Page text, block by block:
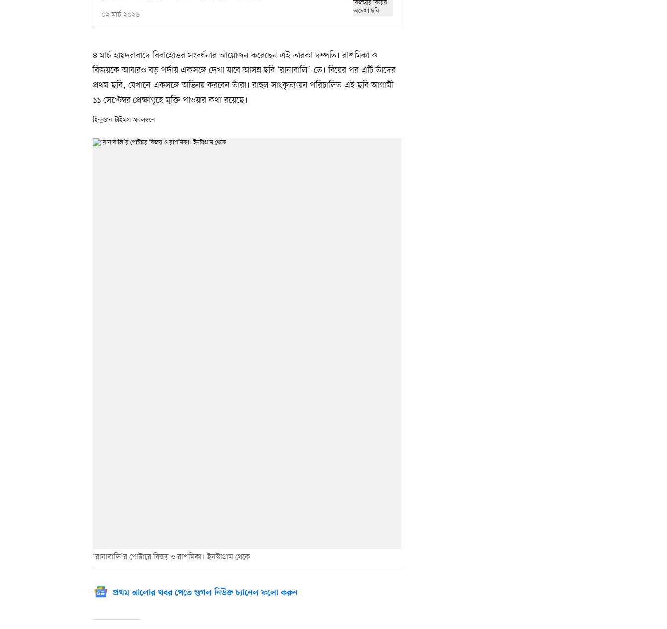
০২ মার্চ ২০২৬
৪ মার্চ হায়দরাবাদে বিবাহোত্তর সংবর্ধনার আয়োজন করেছেন এই তারকা দম্পতি। রাশমিকা ও
বিজয়কে আবারও বড় পর্দায় একসঙ্গে দেখা যাবে আসন্ন ছবি ‘রানাবালি’-তে। বিয়ের পর এটি তাঁদের
প্রথম ছবি, যেখানে একসঙ্গে অভিনয় করবেন তাঁরা। রাহুল সাংকৃত্যায়ন পরিচালিত এই ছবি আগামী
১১ সেপ্টেম্বর প্রেক্ষাগৃহে মুক্তি পাওয়ার কথা রয়েছে।
হিন্দুস্তান টাইমস অবলম্বনে
‘রানাবালি’র পোস্টারে বিজয় ও রাশমিকা। ইনস্টাগ্রাম থেকে
প্রথম আলোর খবর পেতে গুগল নিউজ চ্যানেল ফলো করুন